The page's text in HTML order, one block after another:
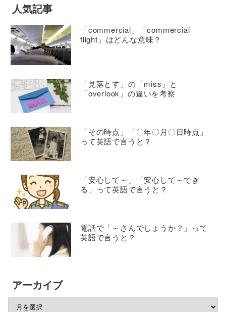
人気記事
「commercial」「commercial
flight」はどんな意味？
「見落とす」の「miss」と
「overlook」の違いを考察
「その時点」「〇年〇月〇日時点」
って英語で言うと？
「安心して～」「安心して～でき
る」って英語で言うと？
電話で「～さんでしょうか？」って
英語で言うと？
アーカイブ